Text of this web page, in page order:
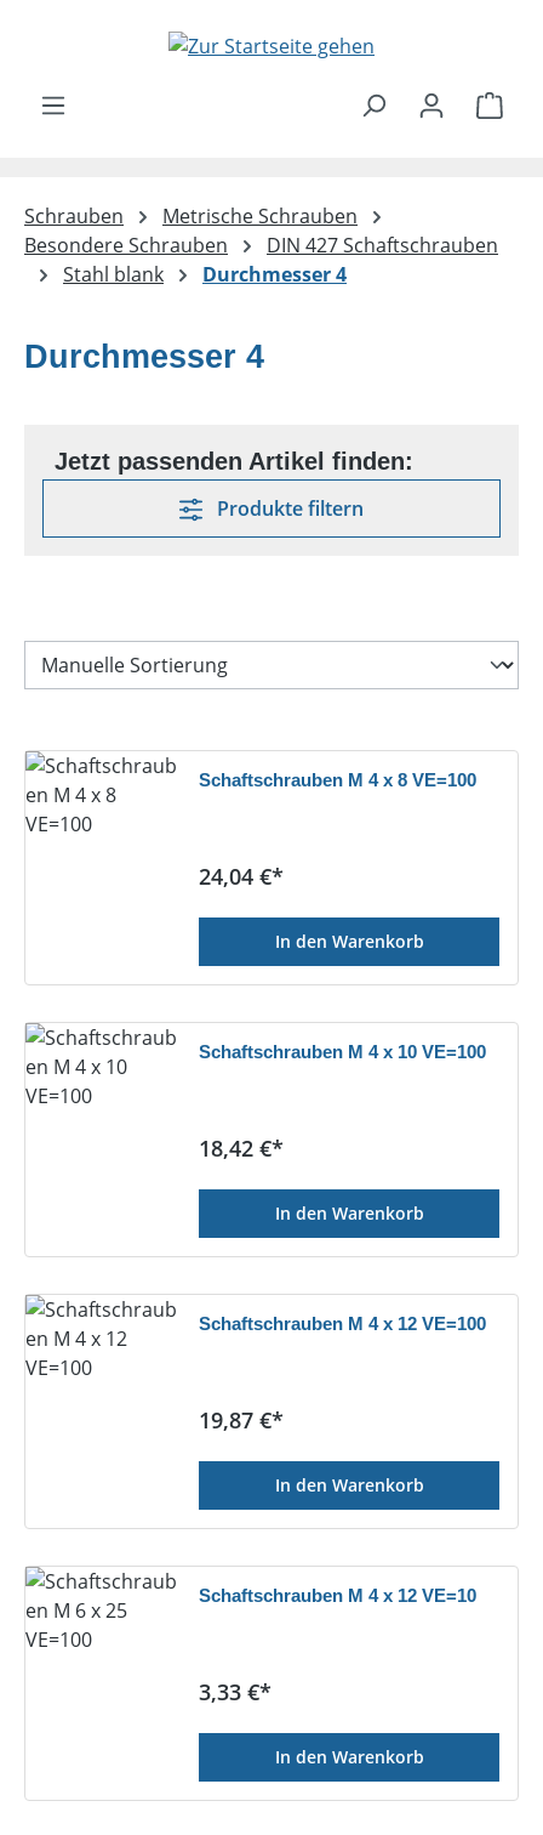
Zum Hauptinhalt springen
Schrauben
Metrische Schrauben
Besondere Schrauben
DIN 427 Schaftschrauben
Stahl blank
Durchmesser 4
Durchmesser 4
Produkte filtern
Schaftschrauben M 4 x 8 VE=100
Regulärer Preis:
24,04 €*
In den Warenkorb
Schaftschrauben M 4 x 10 VE=100
Regulärer Preis:
18,42 €*
In den Warenkorb
Schaftschrauben M 4 x 12 VE=100
Regulärer Preis:
19,87 €*
In den Warenkorb
Schaftschrauben M 4 x 12 VE=10
Regulärer Preis:
3,33 €*
In den Warenkorb